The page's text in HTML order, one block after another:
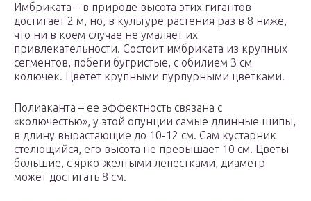
Имбриката – в природе высота этих гигантов
достигает 2 м, но, в культуре растения раз в 8 ниже,
что ни в коем случае не умаляет их
привлекательности. Состоит имбриката из крупных
сегментов, побеги бугристые, с обилием 3 см
колючек. Цветет крупными пурпурными цветками.
Полиаканта – ее эффектность связана с
«колючестью», у этой опунции самые длинные шипы,
в длину вырастающие до 10-12 см. Сам кустарник
стелющийся, его высота не превышает 10 см. Цветы
большие, с ярко-желтыми лепестками, диаметр
может достигать 8 см.